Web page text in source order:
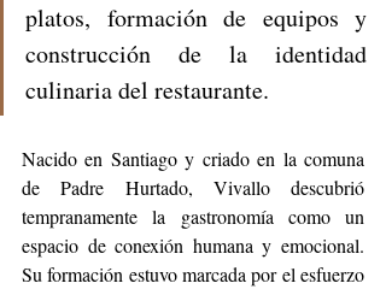
platos, formación de equipos y
construcción de la identidad
culinaria del restaurante.
Nacido en Santiago y criado en la comuna
de Padre Hurtado, Vivallo descubrió
tempranamente la gastronomía como un
espacio de conexión humana y emocional.
Su formación estuvo marcada por el esfuerzo